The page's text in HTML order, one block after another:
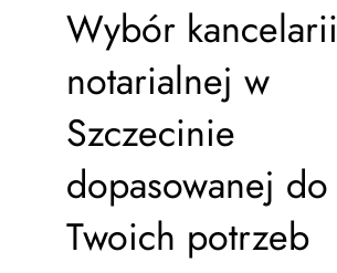
Wybór kancelarii
notarialnej w
Szczecinie
dopasowanej do
Twoich potrzeb